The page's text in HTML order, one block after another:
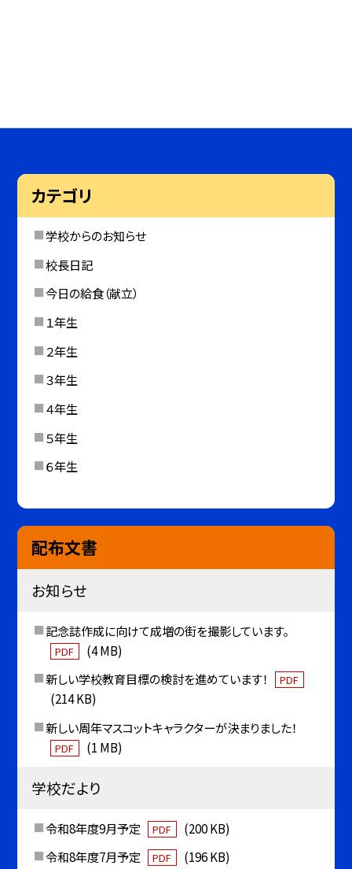
カテゴリ
学校からのお知らせ
校長日記
今日の給食（献立）
１年生
２年生
３年生
４年生
５年生
６年生
配布文書
お知らせ
記念誌作成に向けて成増の街を撮影しています。
PDF
(4 MB)
新しい学校教育目標の検討を進めています！
PDF
(214 KB)
新しい周年マスコットキャラクターが決まりました！
PDF (1 MB)
学校だより
令和8年度9月予定 PDF
(200 KB)
令和8年度7月予定
PDF
(196 KB)